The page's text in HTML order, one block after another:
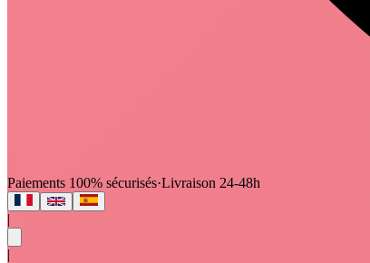
Paiements 100% sécurisés·Livraison 24-48h
|
|